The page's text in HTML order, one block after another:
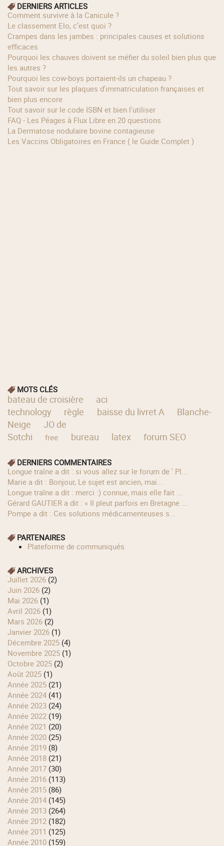
DERNIERS ARTICLES
Comment survivre à la Canicule ?
Le classement Elo, c’est quoi ?
Crampes dans les jambes : principales causes et solutions
efficaces
Pourquoi les chauves doivent se méfier du soleil bien plus que
les autres ?
Pourquoi les cow‑boys portaient‑ils un chapeau ?
Tout savoir sur les plaques d'immatriculation françaises et
bien plus encore
Tout savoir sur le code ISBN et bien l'utiliser
FAQ - Les Péages à Flux Libre en 20 questions
La Dermatose nodulaire bovine contagieuse
Les Vaccins Obligatoires en France ( le Guide Complet )
MOTS CLÉS
bateau de croisière
aci
technology
règle baisse du livret A
Blanche-
Neige
JO de
Sotchi
free bureau latex forum SEO
DERNIERS COMMENTAIRES
longue traîne a dit : si vous allez sur le forum de ' Pl...
Marie a dit : Bonjour, Le sujet est ancien, mai...
longue traîne a dit : merci :) connue, mais elle fait ...
Gérard GAUTIER a dit : « Il pleut parfois en Bretagne ...
Pompe a dit : Ces solutions médicamenteuses s...
PARTENAIRES
Plateforme de communiqués
ARCHIVES
juillet 2026 (2)
juin 2026 (2)
mai 2026 (1)
avril 2026 (1)
mars 2026 (2)
janvier 2026 (1)
décembre 2025 (4)
novembre 2025 (1)
octobre 2025 (2)
août 2025 (1)
année 2025 (21)
année 2024 (41)
année 2023 (24)
année 2022 (19)
année 2021 (20)
année 2020 (25)
année 2019 (8)
année 2018 (21)
année 2017 (30)
année 2016 (113)
année 2015 (86)
année 2014 (145)
année 2013 (264)
année 2012 (182)
année 2011 (125)
année 2010 (159)